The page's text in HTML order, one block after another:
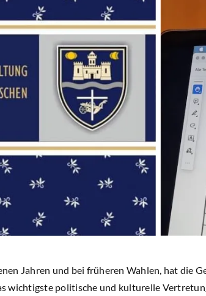
Jahren und bei früheren Wahlen, hat die
wichtigste politische und kulturelle